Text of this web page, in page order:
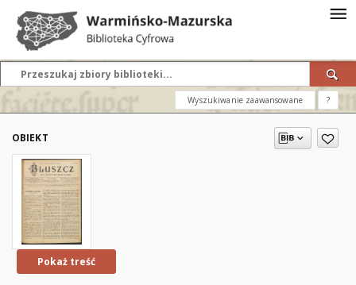
Wyszukiwanie zaawansowane ?
OBIEKT
Pokaż treść